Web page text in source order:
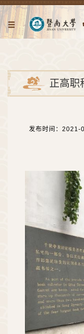
正高职
发布时间：2021-